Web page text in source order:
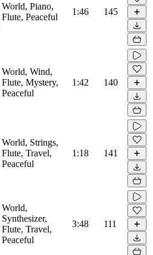
World, Piano,
Flute, Peaceful
1:46 145
World, Wind,
Flute, Mystery,
Peaceful
1:42 140
World, Strings,
Flute, Travel,
Peaceful
1:18 141
World,
Synthesizer,
Flute, Travel,
Peaceful
3:48 111